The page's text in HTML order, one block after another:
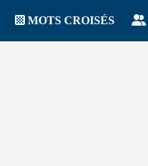
MOTS CROISÉS